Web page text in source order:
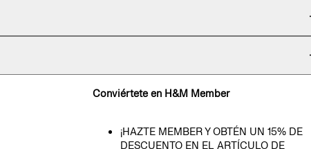
Conviértete en H&M Member
¡HAZTE MEMBER Y OBTÉN UN 15% DE
DESCUENTO EN EL ARTÍCULO DE